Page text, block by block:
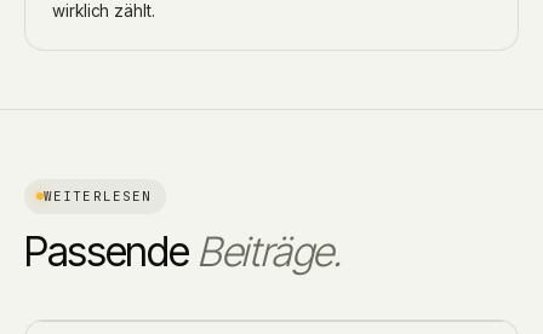
wirklich zählt.
WEITERLESEN
Passende Beiträge.